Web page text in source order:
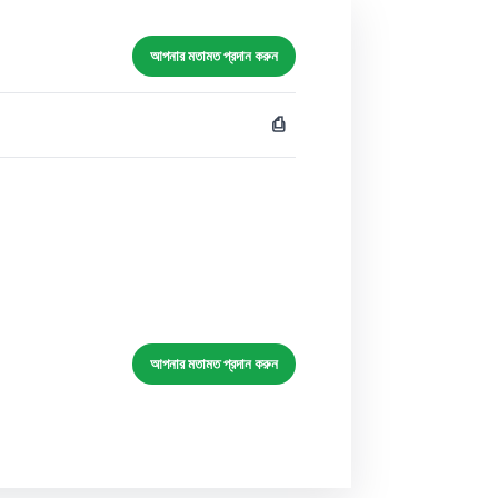
আপনার মতামত প্রদান করুন
⎙
আপনার মতামত প্রদান করুন